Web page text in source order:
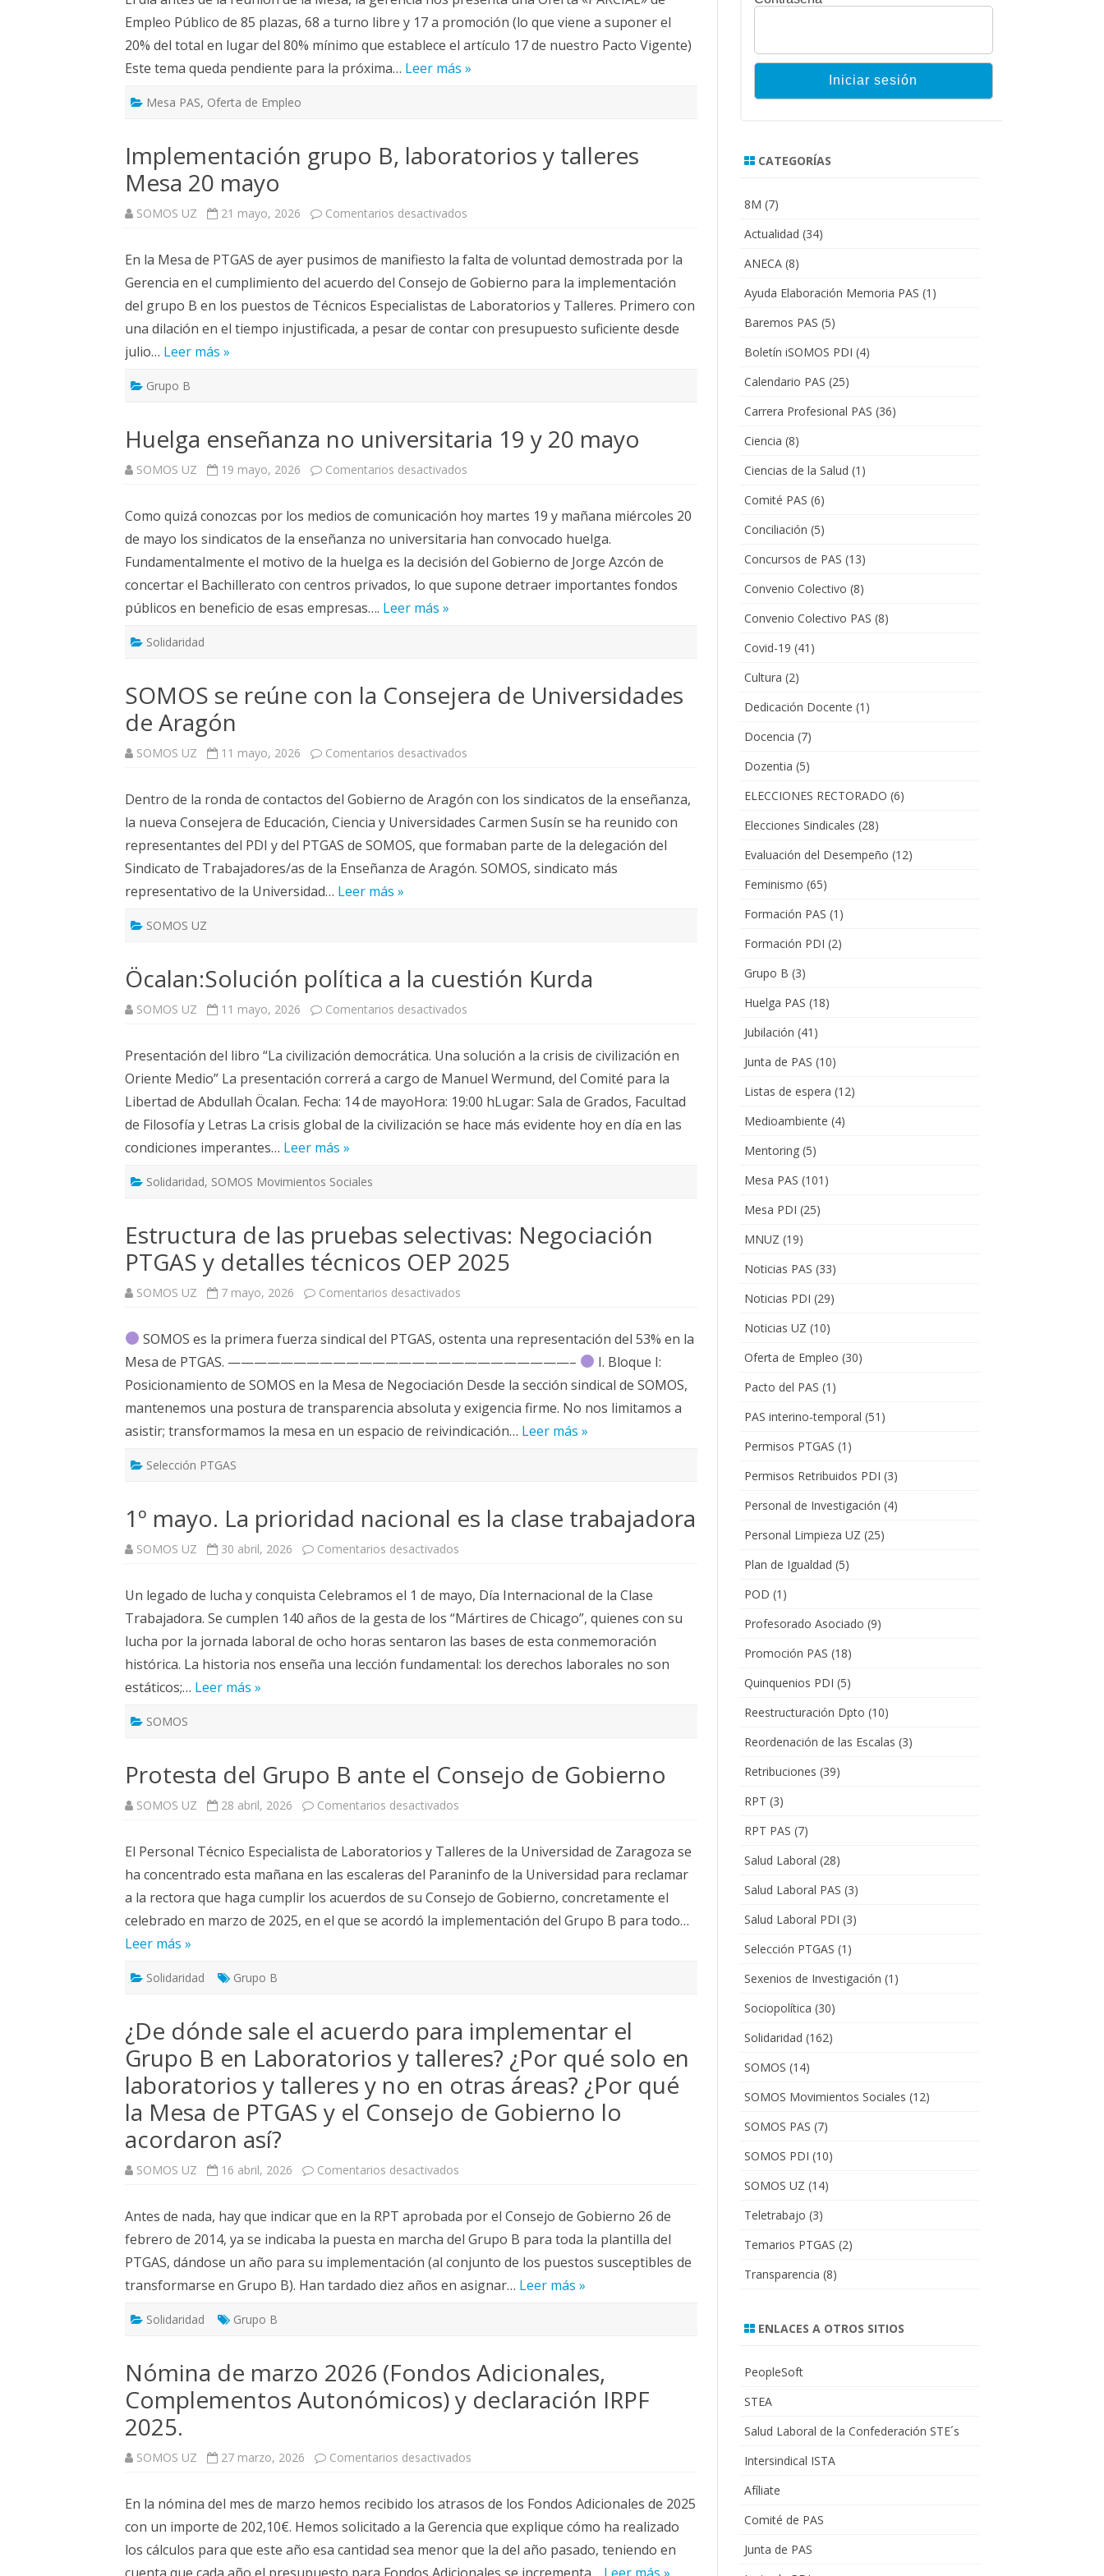
PUBLICACIONES
ESTATUTOS
CALENDARIO
AFILIACIÓN
la
Mesa
de
20
de
mayo
Empleo Público de 85 plazas, 68 a turno libre y 17 a promoción (lo que viene a suponer el
20% del total en lugar del 80% mínimo que establece el artículo 17 de nuestro Pacto Vigente)
Este tema queda pendiente para la próxima… Leer más »
Mesa PAS, Oferta de Empleo
Implementación grupo B, laboratorios y talleres
Mesa 20 mayo
SOMOS UZ 21 mayo, 2026 Comentarios desactivados
laboratorios
y
talleres
Mesa
20
mayo
En la Mesa de PTGAS de ayer pusimos de manifiesto la falta de voluntad demostrada por la
Gerencia en el cumplimiento del acuerdo del Consejo de Gobierno para la implementación
del grupo B en los puestos de Técnicos Especialistas de Laboratorios y Talleres. Primero con
una dilación en el tiempo injustificada, a pesar de contar con presupuesto suficiente desde
julio… Leer más »
Grupo B
Huelga enseñanza no universitaria 19 y 20 mayo
SOMOS UZ 19 mayo, 2026 Comentarios desactivados
universitaria
19
y
20
mayo
Como quizá conozcas por los medios de comunicación hoy martes 19 y mañana miércoles 20
de mayo los sindicatos de la enseñanza no universitaria han convocado huelga.
Fundamentalmente el motivo de la huelga es la decisión del Gobierno de Jorge Azcón de
concertar el Bachillerato con centros privados, lo que supone detraer importantes fondos
públicos en beneficio de esas empresas…. Leer más »
Solidaridad
SOMOS se reúne con la Consejera de Universidades
de Aragón
SOMOS UZ 11 mayo, 2026 Comentarios desactivados
con
la
Consejera
de
Universidades
de
Aragón
Dentro de la ronda de contactos del Gobierno de Aragón con los sindicatos de la enseñanza,
la nueva Consejera de Educación, Ciencia y Universidades Carmen Susín se ha reunido con
representantes del PDI y del PTGAS de SOMOS, que formaban parte de la delegación del
Sindicato de Trabajadores/as de la Enseñanza de Aragón. SOMOS, sindicato más
representativo de la Universidad… Leer más »
SOMOS UZ
Öcalan:Solución política a la cuestión Kurda
SOMOS UZ 11 mayo, 2026 Comentarios desactivados
la
cuestión
Kurda
Presentación del libro “La civilización democrática. Una solución a la crisis de civilización en
Oriente Medio” La presentación correrá a cargo de Manuel Wermund, del Comité para la
Libertad de Abdullah Öcalan. Fecha: 14 de mayoHora: 19:00 hLugar: Sala de Grados, Facultad
de Filosofía y Letras La crisis global de la civilización se hace más evidente hoy en día en las
condiciones imperantes… Leer más »
Solidaridad, SOMOS Movimientos Sociales
Estructura de las pruebas selectivas: Negociación
PTGAS y detalles técnicos OEP 2025
SOMOS UZ 7 mayo, 2026 Comentarios desactivados
pruebas
selectivas:
Negociación
y
detalles
técnicos
OEP
2025
SOMOS es la primera fuerza sindical del PTGAS, ostenta una representación del 53% en la
Mesa de PTGAS. ——————————————————————————–
I. Bloque I:
Posicionamiento de SOMOS en la Mesa de Negociación Desde la sección sindical de SOMOS,
mantenemos una postura de transparencia absoluta y exigencia firme. No nos limitamos a
asistir; transformamos la mesa en un espacio de reivindicación… Leer más »
Selección PTGAS
1º mayo. La prioridad nacional es la clase trabajadora
SOMOS UZ 30 abril, 2026 Comentarios desactivados
prioridad
nacional
es
la
clase
trabajadora
Un legado de lucha y conquista Celebramos el 1 de mayo, Día Internacional de la Clase
Trabajadora. Se cumplen 140 años de la gesta de los “Mártires de Chicago”, quienes con su
lucha por la jornada laboral de ocho horas sentaron las bases de esta conmemoración
histórica. La historia nos enseña una lección fundamental: los derechos laborales no son
estáticos;… Leer más »
SOMOS
Protesta del Grupo B ante el Consejo de Gobierno
SOMOS UZ 28 abril, 2026 Comentarios desactivados
B
ante
el
Consejo
de
Gobierno
El Personal Técnico Especialista de Laboratorios y Talleres de la Universidad de Zaragoza se
ha concentrado esta mañana en las escaleras del Paraninfo de la Universidad para reclamar
a la rectora que haga cumplir los acuerdos de su Consejo de Gobierno, concretamente el
celebrado en marzo de 2025, en el que se acordó la implementación del Grupo B para todo…
Leer más »
Solidaridad Grupo B
¿De dónde sale el acuerdo para implementar el
Grupo B en Laboratorios y talleres? ¿Por qué solo en
laboratorios y talleres y no en otras áreas? ¿Por qué
la Mesa de PTGAS y el Consejo de Gobierno lo
acordaron así?
SOMOS UZ 16 abril, 2026 Comentarios desactivados
el
acuerdo
para
implementar
el
Grupo
B
en
en
y
talleres
otras
la
Mesa
de
PTGAS
y
el
Consejo
Antes de nada, hay que indicar que en la RPT aprobada por el Consejo de Gobierno 26 de
febrero de 2014, ya se indicaba la puesta en marcha del Grupo B para toda la plantilla del
PTGAS, dándose un año para su implementación (al conjunto de los puestos susceptibles de
transformarse en Grupo B). Han tardado diez años en asignar… Leer más »
Solidaridad Grupo B
Nómina de marzo 2026 (Fondos Adicionales,
Complementos Autonómicos) y declaración IRPF
2025.
SOMOS UZ 27 marzo, 2026 Comentarios desactivados
2026
(Fondos
Adicionales,
Complementos
Autonómicos)
y
declaración
En la nómina del mes de marzo hemos recibido los atrasos de los Fondos Adicionales de 2025
con un importe de 202,10€. Hemos solicitado a la Gerencia que explique cómo ha realizado
los cálculos para que este año esa cantidad sea menor que la del año pasado, teniendo en
cuenta que cada año el presupuesto para Fondos Adicionales se incrementa… Leer más »
CATEGORÍAS
8M (7)
Actualidad (34)
ANECA(8)
Ayuda Elaboración Memoria PAS (1)
Baremos PAS (5)
Boletín iSOMOS PDI (4)
Calendario PAS (25)
Carrera Profesional PAS (36)
Ciencia (8)
Ciencias de la Salud (1)
Comité PAS (6)
Conciliación (5)
Concursos de PAS (13)
Convenio Colectivo (8)
Convenio Colectivo PAS (8)
Covid-19 (41)
Cultura (2)
Dedicación Docente (1)
Docencia (7)
Dozentia (5)
ELECCIONES RECTORADO (6)
Elecciones Sindicales (28)
Evaluación del Desempeño (12)
Feminismo (65)
Formación PAS (1)
Formación PDI (2)
Grupo B (3)
Huelga PAS (18)
Jubilación (41)
Junta de PAS (10)
Listas de espera (12)
Medioambiente (4)
Mentoring(5)
Mesa PAS (101)
Mesa PDI (25)
MNUZ (19)
Noticias PAS (33)
Noticias PDI (29)
Noticias UZ (10)
Oferta de Empleo (30)
Pacto del PAS (1)
PAS interino-temporal (51)
Permisos PTGAS (1)
Permisos Retribuidos PDI (3)
Personal de Investigación (4)
Personal Limpieza UZ (25)
Plan de Igualdad (5)
POD (1)
Profesorado Asociado (9)
Promoción PAS (18)
Quinquenios PDI (5)
Reestructuración Dpto (10)
Reordenación de las Escalas (3)
Retribuciones (39)
RPT (3)
RPT PAS (7)
Salud Laboral (28)
Salud Laboral PAS (3)
Salud Laboral PDI (3)
Selección PTGAS (1)
Sexenios de Investigación (1)
Sociopolítica (30)
Solidaridad (162)
SOMOS (14)
SOMOS Movimientos Sociales (12)
SOMOS PAS (7)
SOMOS PDI (10)
SOMOS UZ (14)
Teletrabajo (3)
Temarios PTGAS (2)
Transparencia (8)
ENLACES A OTROS SITIOS
PeopleSoft
STEA
Salud Laboral de la Confederación STE´s
Intersindical ISTA
Afíliate
Comité de PAS
Junta de PAS